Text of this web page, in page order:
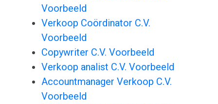
Voorbeeld
Verkoop Coördinator C.V.
Voorbeeld
Copywriter C.V. Voorbeeld
Verkoop analist C.V. Voorbeeld
Accountmanager Verkoop C.V.
Voorbeeld